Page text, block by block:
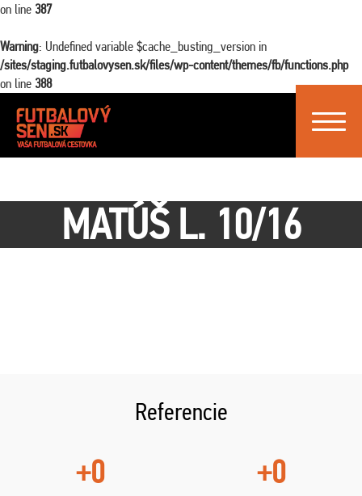
on line 387
Warning: Undefined variable $cache_busting_version in
/sites/staging.futbalovysen.sk/files/wp-content/themes/fb/functions.php
on line 388
Toggle
MATÚŠ L. 10/16
Referencie
+0 +0